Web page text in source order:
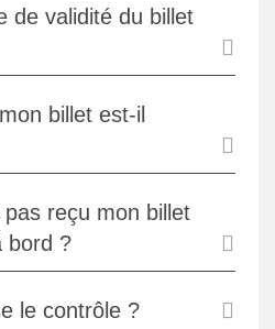
de validité du billet
billet est-il
reçu mon billet
bord ?
le contrôle ?